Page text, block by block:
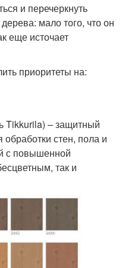
и перечеркнуть
мало того, что он
еще источает
приоритеты на:
Tikkurila) – защитный
стен, пола и
с повышенной
так и